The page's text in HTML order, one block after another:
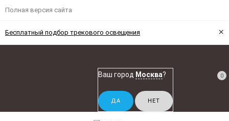
Полная версия сайта
Бесплатный подбор трекового освещения ×
Ваш город Москва? 0